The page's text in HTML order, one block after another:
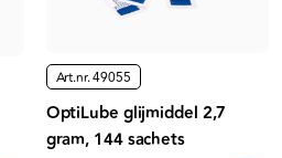
Art.nr.49055
OptiLube glijmiddel 2,7
gram, 144 sachets